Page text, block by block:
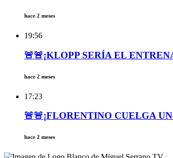
hace 2 meses
19:56
🚨🚨¡KLOPP SERÍA EL
hace 2 meses
17:23
🚨🚨¡FLORENTINO CUELGA
hace 2 meses